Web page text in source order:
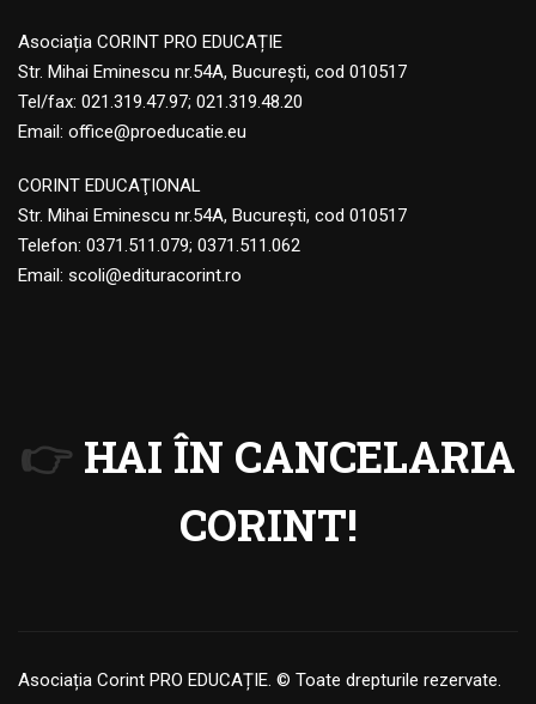
Asociația CORINT PRO EDUCAȚIE
Str. Mihai Eminescu nr.54A, București, cod 010517
Tel/fax: 021.319.47.97; 021.319.48.20
Email: office@proeducatie.eu
CORINT EDUCAŢIONAL
Str. Mihai Eminescu nr.54A, Bucureşti, cod 010517
Telefon: 0371.511.079; 0371.511.062
Email: scoli@edituracorint.ro
👉 HAI ÎN CANCELARIA
CORINT!
Asociația Corint PRO EDUCAȚIE. © Toate drepturile rezervate.